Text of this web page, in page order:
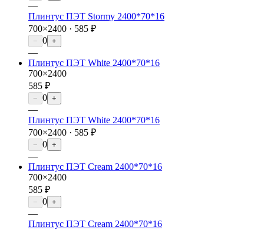
—
Плинтус ПЭТ Stormy 2400*70*16
700×2400 · 585 ₽
− 0 +
—
Плинтус ПЭТ White 2400*70*16
700×2400
585 ₽
− 0 +
—
Плинтус ПЭТ White 2400*70*16
700×2400 · 585 ₽
− 0 +
—
Плинтус ПЭТ Cream 2400*70*16
700×2400
585 ₽
− 0 +
—
Плинтус ПЭТ Cream 2400*70*16